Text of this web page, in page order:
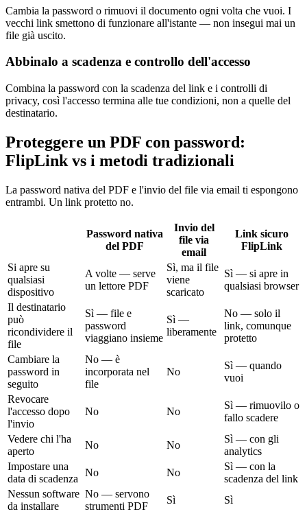
Cambia la password o rimuovi il documento ogni volta che vuoi. I
vecchi link smettono di funzionare all'istante — non insegui mai un
file già uscito.
Abbinalo a scadenza e controllo dell'accesso
Combina la password con la scadenza del link e i controlli di
privacy, così l'accesso termina alle tue condizioni, non a quelle del
destinatario.
Proteggere un PDF con password:
FlipLink vs i metodi tradizionali
La password nativa del PDF e l'invio del file via email ti espongono
entrambi. Un link protetto no.
Password nativa
del PDF
Invio del
file via
email
Link sicuro
FlipLink
Si apre su
qualsiasi
dispositivo
A volte — serve
un lettore PDF
Sì, ma il file
viene
scaricato
Sì — si apre in
qualsiasi browser
Il destinatario
può
ricondividere il
file
Sì — file e
password
viaggiano insieme
Sì —
liberamente
No — solo il
link, comunque
protetto
Cambiare la
password in
seguito
No — è
incorporata nel
file
No
Sì — quando
vuoi
Revocare
l'accesso dopo
l'invio
No No
Sì — rimuovilo o
fallo scadere
Vedere chi l'ha
aperto
No No
Sì — con gli
analytics
Impostare una
data di scadenza
No No
Sì — con la
scadenza del link
Nessun software
da installare
No — servono
strumenti PDF
Sì Sì